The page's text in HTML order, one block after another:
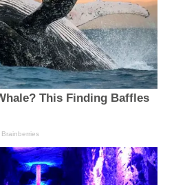
This Finding Baffles
Brainberries